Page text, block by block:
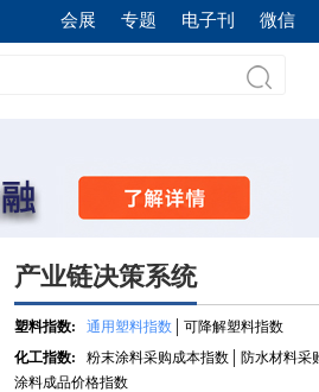
会展 专题 电子刊 微信